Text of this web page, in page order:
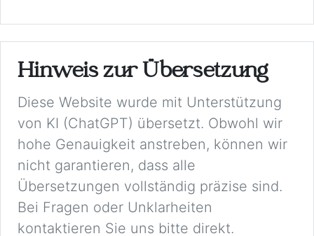
Hinweis zur Übersetzung
Diese Website wurde mit Unterstützung
von KI (ChatGPT) übersetzt. Obwohl wir
hohe Genauigkeit anstreben, können wir
nicht garantieren, dass alle
Übersetzungen vollständig präzise sind.
Bei Fragen oder Unklarheiten
kontaktieren Sie uns bitte direkt.